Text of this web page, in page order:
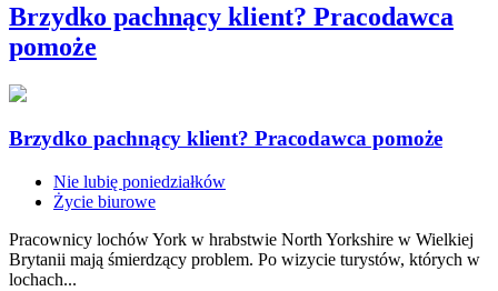
Brzydko pachnący klient? Pracodawca
pomoże
Brzydko pachnący klient? Pracodawca pomoże
Nie lubię poniedziałków
Życie biurowe
Pracownicy lochów York w hrabstwie North Yorkshire w Wielkiej
Brytanii mają śmierdzący problem. Po wizycie turystów, których w
lochach...